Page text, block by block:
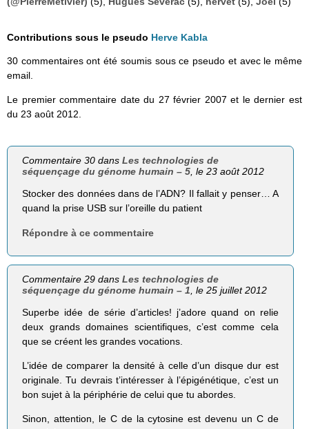
Contributions sous le pseudo Herve Kabla
30 commentaires ont été soumis sous ce pseudo et avec le même
email.
Le premier commentaire date du 27 février 2007 et le dernier est
du 23 août 2012.
Commentaire 30 dansLes technologies de
séquençage du génome humain – 5, le 23 août 2012
Stocker des données dans de l’ADN? Il fallait y penser… A
quand la prise USB sur l’oreille du patient
Répondre à ce commentaire
Commentaire 29 dansLes technologies de
séquençage du génome humain – 1 , le 25 juillet 2012
Superbe idée de série d’articles! j’adore quand on relie
deux grands domaines scientifiques, c’est comme cela
que se créent les grandes vocations.
L’idée de comparer la densité à celle d’un disque dur est
originale. Tu devrais t’intéresser à l’épigénétique, c’est un
bon sujet à la périphérie de celui que tu abordes.
Sinon, attention, le C de la cytosine est devenu un C de